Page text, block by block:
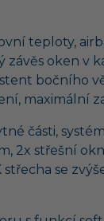
teploty,
oken v
bočního
maximální
části,
2x střešní
se